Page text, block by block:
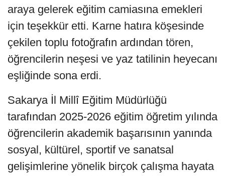
araya gelerek eğitim camiasına emekleri
için teşekkür etti. Karne hatıra köşesinde
çekilen toplu fotoğrafın ardından tören,
öğrencilerin neşesi ve yaz tatilinin heyecanı
eşliğinde sona erdi.
Sakarya İl Millî Eğitim Müdürlüğü
tarafından 2025-2026 eğitim öğretim yılında
öğrencilerin akademik başarısının yanında
sosyal, kültürel, sportif ve sanatsal
gelişimlerine yönelik birçok çalışma hayata